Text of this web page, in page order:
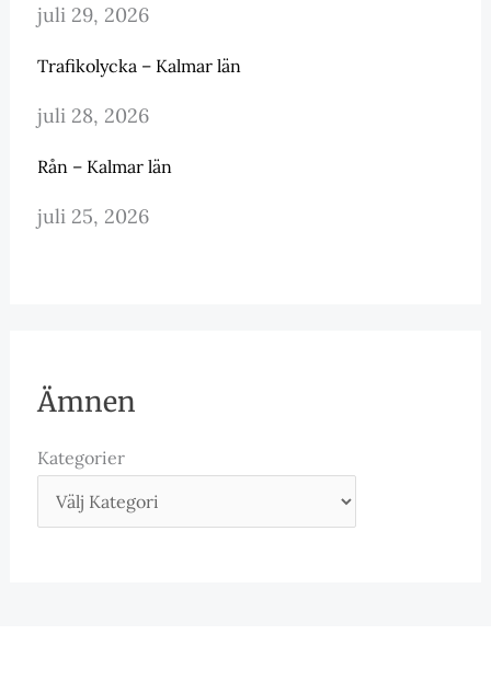
juli 29, 2026
Trafikolycka – Kalmar län
juli 28, 2026
Rån – Kalmar län
juli 25, 2026
Ämnen
Kategorier